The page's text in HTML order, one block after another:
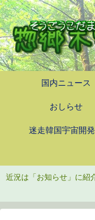
国内ニュース
おしらせ
迷走韓国宇宙開
近況は「お知らせ」に紹